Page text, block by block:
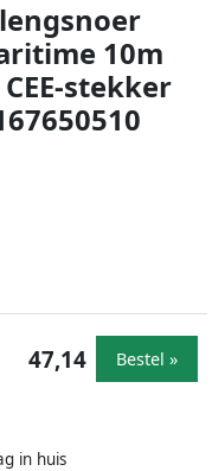
10m
stekker
in huis
47,14 Bestel »